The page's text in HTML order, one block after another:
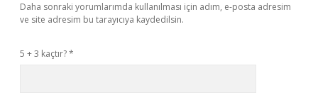
Daha sonraki yorumlarımda kullanılması için adım, e-posta adresim
ve site adresim bu tarayıcıya kaydedilsin.
5 + 3 kaçtır?*